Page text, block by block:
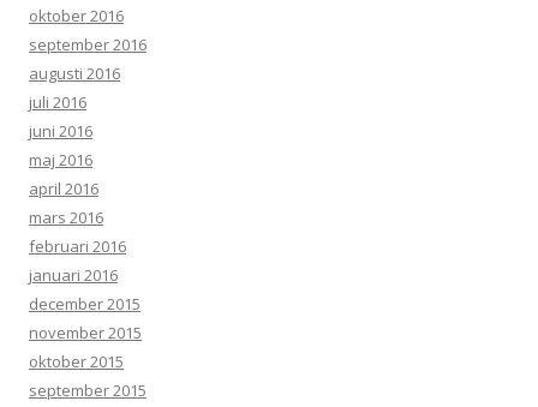
oktober 2016
september 2016
augusti 2016
juli 2016
juni 2016
maj 2016
april 2016
mars 2016
februari 2016
januari 2016
december 2015
november 2015
oktober 2015
september 2015